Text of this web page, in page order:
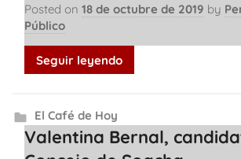
Posted on 18 de octubre de 2019 by
Público
Seguir leyendo
El Café de Hoy
Valentina Bernal,